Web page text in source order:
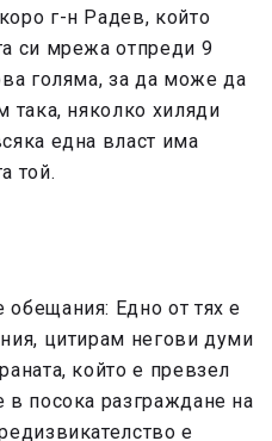
г-н Радев, който
си мрежа отпреди 9
голяма, за да може да
така, няколко хиляди
една власт има
той.
Едно от тях е
цитирам негови думи
който е превзел
в посока разграждане на
е